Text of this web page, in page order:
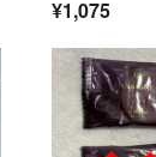
本
¥1,075